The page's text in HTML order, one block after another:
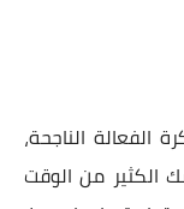
الناجحة،
من الوقت